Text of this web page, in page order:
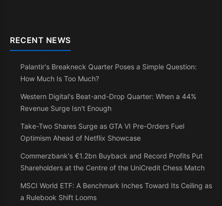
RECENT NEWS
Palantir's Breakneck Quarter Poses a Simple Question:
How Much Is Too Much?
Western Digital's Beat-and-Drop Quarter: When a 44%
Revenue Surge Isn't Enough
Take-Two Shares Surge as GTA VI Pre-Orders Fuel
Optimism Ahead of Netflix Showcase
Commerzbank's €1.2bn Buyback and Record Profits Put
Shareholders at the Centre of the UniCredit Chess Match
MSCI World ETF: A Benchmark Inches Toward Its Ceiling as
a Rulebook Shift Looms